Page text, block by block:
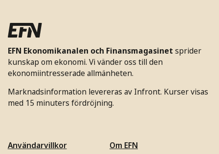
EFN Ekonomikanalen och Finansmagasinet sprider
kunskap om ekonomi. Vi vänder oss till den
ekonomiintresserade allmänheten.
Marknadsinformation levereras av Infront. Kurser visas
med 15 minuters fördröjning.
Användarvillkor
Om EFN